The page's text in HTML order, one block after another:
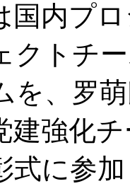
国内プ
クトチ
を、罗
建強化
式に参